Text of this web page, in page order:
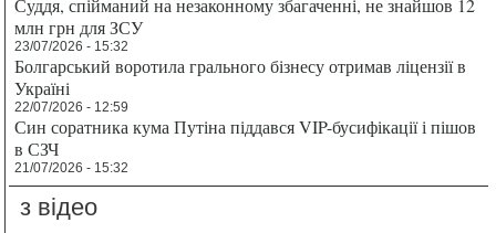
млн грн для ЗСУ
23/07/2026 - 15:32
Болгарський воротила грального бізнесу отримав ліцензії в
Україні
22/07/2026 - 12:59
Син соратника кума Путіна піддався VIP-бусифікації і пішов
в СЗЧ
21/07/2026 - 15:32
з відео